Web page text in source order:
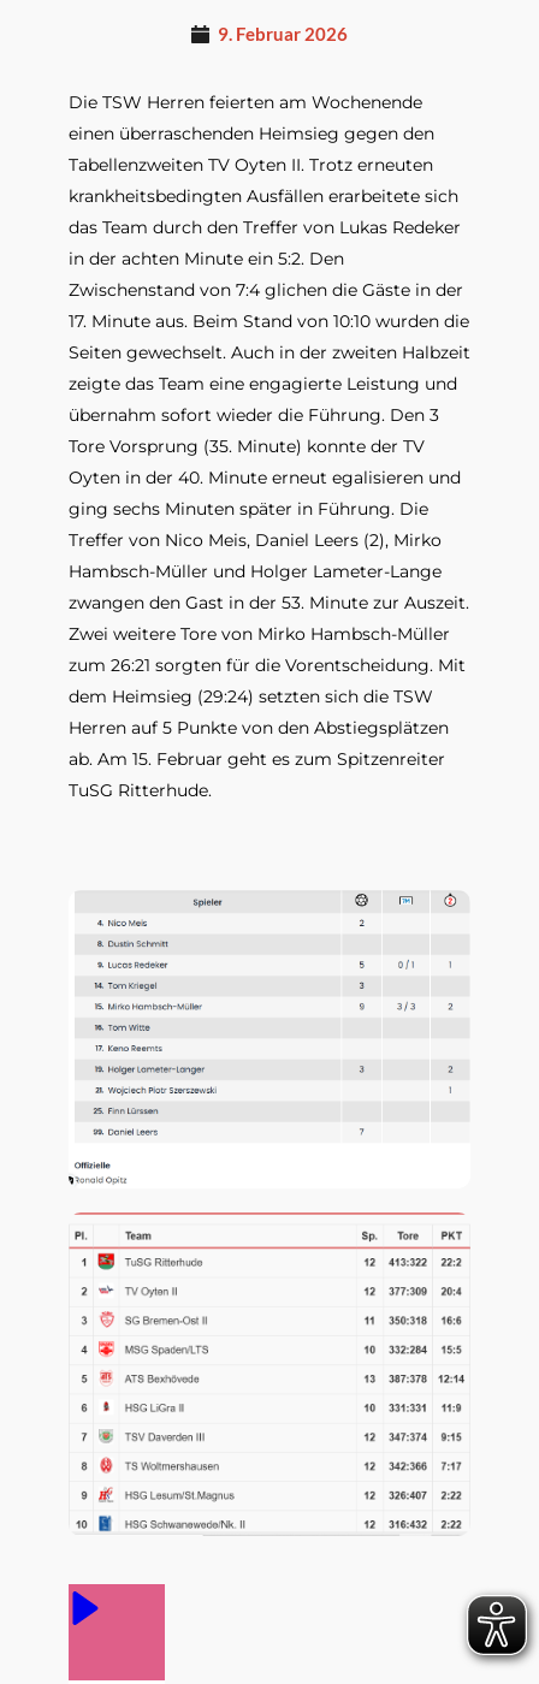
9. Februar 2026
Die TSW Herren feierten am Wochenende
einen überraschenden Heimsieg gegen den
Tabellenzweiten TV Oyten II. Trotz erneuten
krankheitsbedingten Ausfällen erarbeitete sich
das Team durch den Treffer von Lukas Redeker
in der achten Minute ein 5:2. Den
Zwischenstand von 7:4 glichen die Gäste in der
17. Minute aus. Beim Stand von 10:10 wurden die
Seiten gewechselt. Auch in der zweiten Halbzeit
zeigte das Team eine engagierte Leistung und
übernahm sofort wieder die Führung. Den 3
Tore Vorsprung (35. Minute) konnte der TV
Oyten in der 40. Minute erneut egalisieren und
ging sechs Minuten später in Führung. Die
Treffer von Nico Meis, Daniel Leers (2), Mirko
Hambsch-Müller und Holger Lameter-Lange
zwangen den Gast in der 53. Minute zur Auszeit.
Zwei weitere Tore von Mirko Hambsch-Müller
zum 26:21 sorgten für die Vorentscheidung. Mit
dem Heimsieg (29:24) setzten sich die TSW
Herren auf 5 Punkte von den Abstiegsplätzen
ab. Am 15. Februar geht es zum Spitzenreiter
TuSG Ritterhude.